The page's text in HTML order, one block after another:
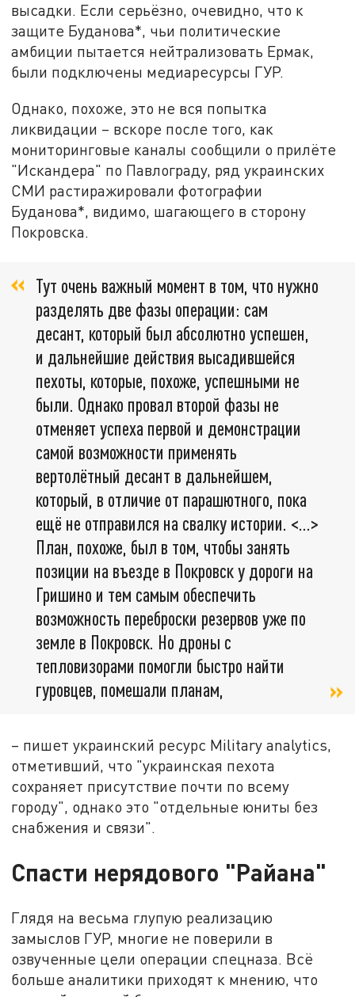
высадки. Если серьёзно, очевидно, что к
защите Буданова*, чьи политические
амбиции пытается нейтрализовать Ермак,
были подключены медиаресурсы ГУР.
Однако, похоже, это не вся попытка
ликвидации – вскоре после того, как
мониторинговые каналы сообщили о прилёте
"Искандера" по Павлограду, ряд украинских
СМИ растиражировали фотографии
Буданова*, видимо, шагающего в сторону
Покровска.
Тут очень важный момент в том, что нужно
разделять две фазы операции: сам
десант, который был абсолютно успешен,
и дальнейшие действия высадившейся
пехоты, которые, похоже, успешными не
были. Однако провал второй фазы не
отменяет успеха первой и демонстрации
самой возможности применять
вертолётный десант в дальнейшем,
который, в отличие от парашютного, пока
ещё не отправился на свалку истории. <…>
План, похоже, был в том, чтобы занять
позиции на въезде в Покровск у дороги на
Гришино и тем самым обеспечить
возможность переброски резервов уже по
земле в Покровск. Но дроны с
тепловизорами помогли быстро найти
гуровцев, помешали планам,
– пишет украинский ресурс Military analytics,
отметивший, что "украинская пехота
сохраняет присутствие почти по всему
городу", однако это "отдельные юниты без
снабжения и связи".
Спасти нерядового "Райана"
Глядя на весьма глупую реализацию
замыслов ГУР, многие не поверили в
озвученные цели операции спецназа. Всё
больше аналитики приходят к мнению, что